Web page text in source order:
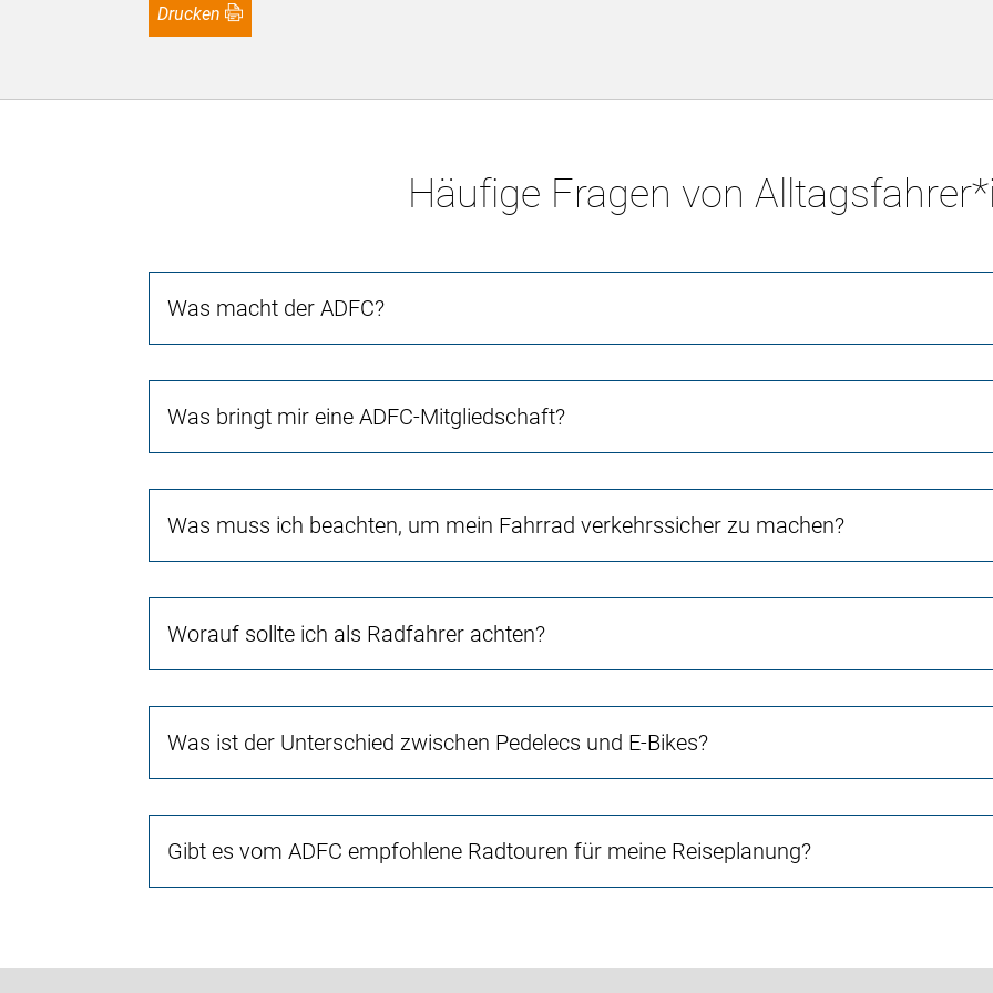
Drucken
Häufige Fragen von
Was macht der ADFC?
Was bringt mir eine ADFC-Mitgliedschaft?
Was muss ich beachten, um mein Fahrrad verkehrssicher zu machen?
Worauf sollte ich als Radfahrer achten?
Was ist der Unterschied zwischen Pedelecs und E-Bikes?
Gibt es vom ADFC empfohlene Radtouren für meine Reiseplanung?